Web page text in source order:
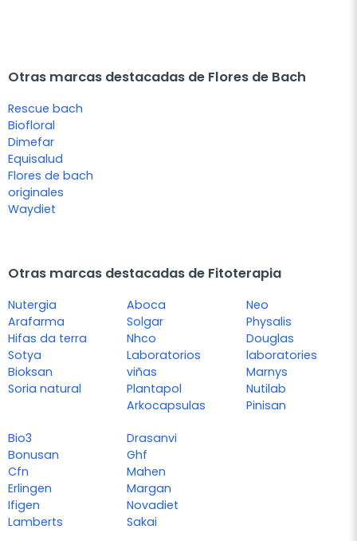
Otras marcas destacadas de Flores de Bach
Rescue bach
Biofloral
Dimefar
Equisalud
Flores de bach
originales
Waydiet
Otras marcas destacadas de Fitoterapia
Nutergia
Arafarma
Hifas da terra
Sotya
Bioksan
Soria natural
Aboca
Solgar
Nhco
Laboratorios
viñas
Plantapol
Arkocapsulas
Neo
Physalis
Douglas
laboratories
Marnys
Nutilab
Pinisan
Bio3
Bonusan
Cfn
Erlingen
Ifigen
Lamberts
Drasanvi
Ghf
Mahen
Margan
Novadiet
Sakai